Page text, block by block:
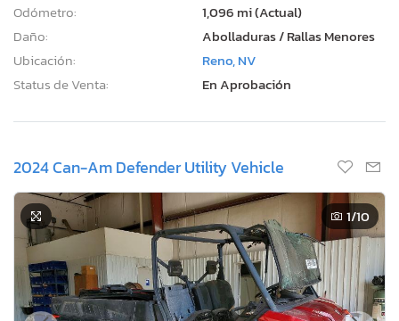
Odómetro:
1,096 mi (Actual)
Daño:
Abolladuras / Rallas Menores
Ubicación:
Reno, NV
Status de Venta:
En Aprobación
2024 Can-Am Defender Utility Vehicle
1/10